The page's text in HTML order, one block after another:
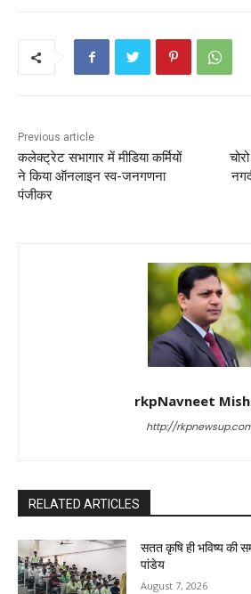
A
p
p
st
Previous article
कलेक्ट्रेट सभागार में मीडिया कर्मियों
ने किया ऑनलाइन स्व-जनगणना
पंजीकर
rkpNavneet
http://
RELATED ARTICLES
सतत कृषि ही भविष्य की
पांडेय
August 7, 2026